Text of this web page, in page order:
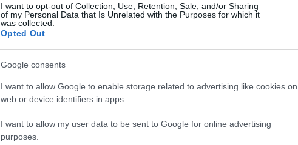
I want to opt-out of Collection, Use, Retention, Sale, and/or Sharing
of my Personal Data that Is Unrelated with the Purposes for which it
was collected.
Opted Out
Google consents
I want to allow Google to enable storage related to advertising like cookies on
web or device identifiers in apps.
I want to allow my user data to be sent to Google for online advertising
purposes.